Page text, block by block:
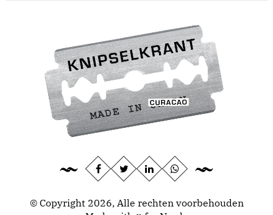
© Copyright 2026, Alle rechten voorbehouden